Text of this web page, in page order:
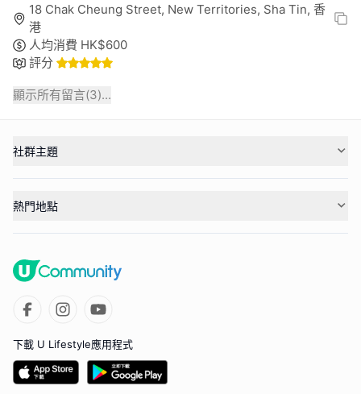
18 Chak Cheung Street, New Territories, Sha Tin, 香
港
人均消費 HK$600
評分
顯示所有留言(3)...
社群主題
熱門地點
下載 U Lifestyle應用程式